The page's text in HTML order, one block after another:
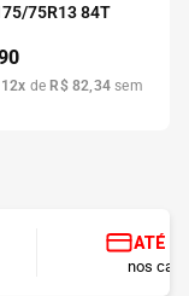
75R13 84T
12x de R$ 82,34 sem
ATÉ
nos